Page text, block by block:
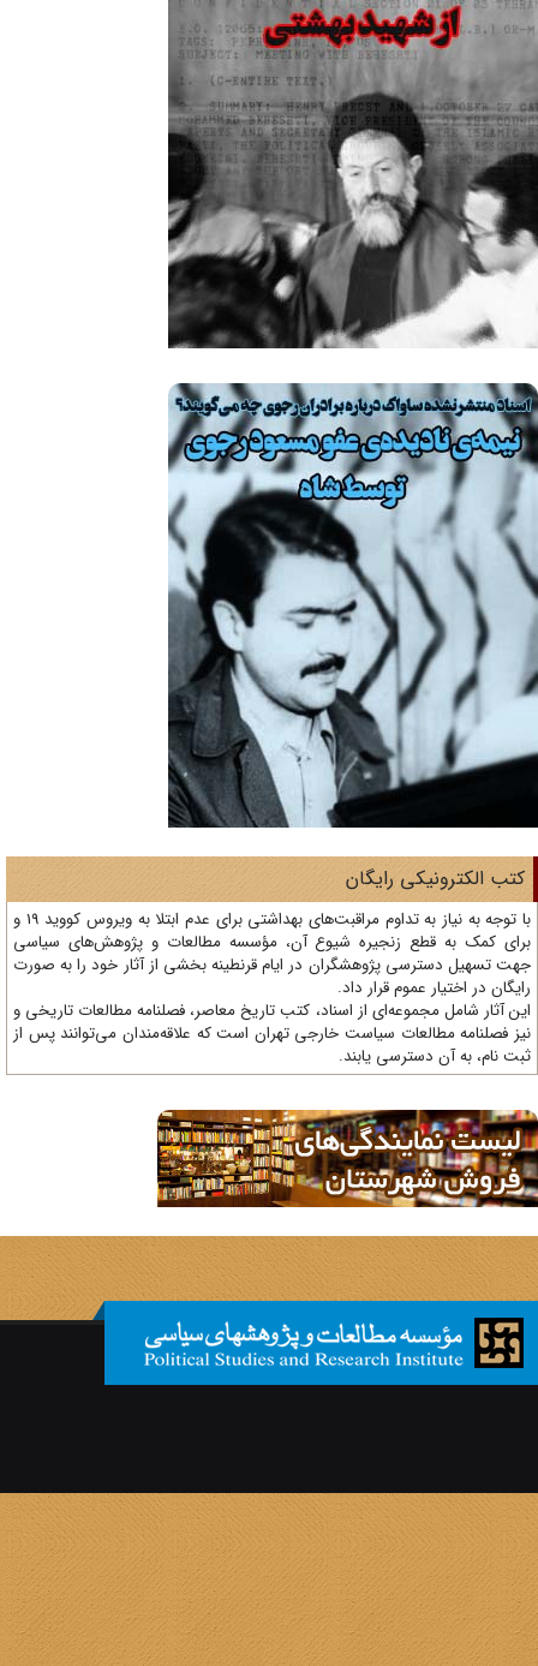
الکترونیکی رایگان
با توجه به نیاز به تداوم مراقبت‌های بهداشتی برای عدم ابتلا به ویروس کووید 19 و
کمک به قطع زنجیره شیوع آن، مؤسسه مطالعات و پژوهش‌های سیاسی
تسهیل دسترسی پژوهشگران در ایام قرنطینه بخشی از آثار خود را به صورت
در اختیار عموم قرار داد.
آثار شامل مجموعه‌ای از اسناد، کتب تاریخ معاصر، فصلنامه‌ مطالعات تاریخی و
فصلنامه مطالعات سیاست خارجی تهران است که علاقه‌مندان می‌توانند پس از
نام، به آن دسترسی یابند.